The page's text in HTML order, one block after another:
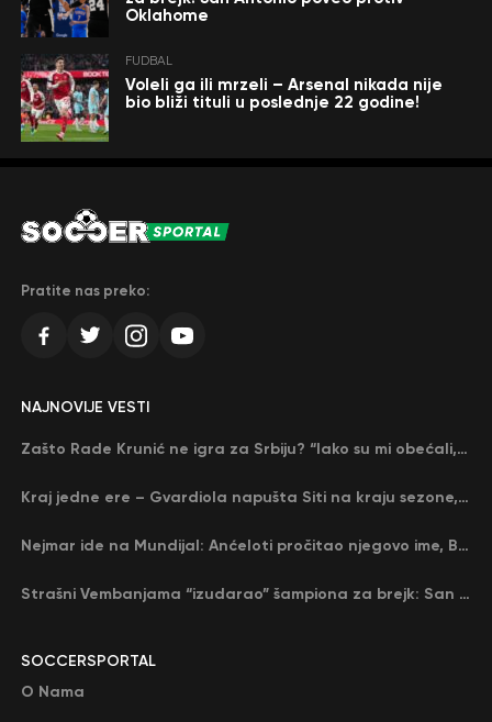
Oklahome
FUDBAL
Voleli ga ili mrzeli – Arsenal nikada nije
bio bliži tituli u poslednje 22 godine!
Pratite nas preko:
SOCCERSPORTAL
O Nama
NAJNOVIJE VESTI
Zašto Rade Krunić ne igra za Srbiju? “Iako su mi obećali, niko me nije zvao…”
Kraj jedne ere – Gvardiola napušta Siti na kraju sezone, menja ga njegov nekadašnji rival
Nejmar ide na Mundijal: Anćeloti pročitao njegovo ime, Brazil u delirijumu (VIDEO)
Strašni Vembanjama “izudarao” šampiona za brejk: San Antonio poveo protiv Oklahome